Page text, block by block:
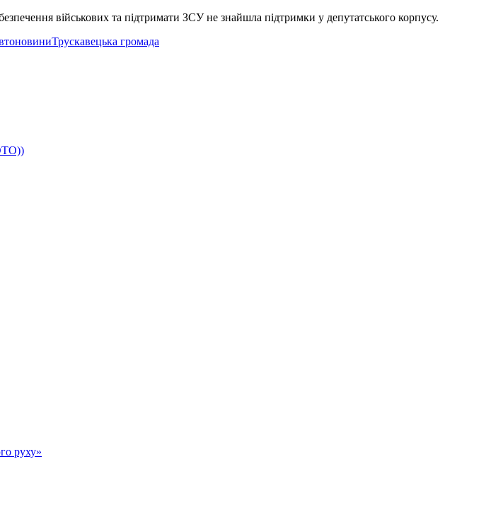
військових та підтримати ЗСУ не знайшла підтримки у депутатського корпусу.
новиниТрускавецька громада
руху»